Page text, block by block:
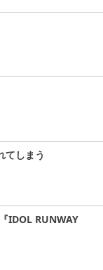
てしまう
IDOL RUNWAY